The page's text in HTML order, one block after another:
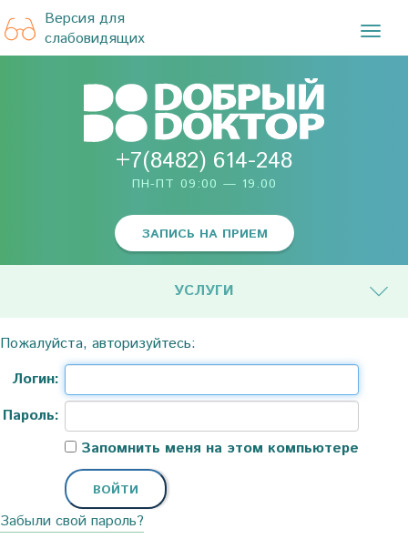
Версия для
слабовидящих
+7(8482) 614-248
ПН-ПТ 09:00 — 19.00
ЗАПИСЬ НА ПРИЕМ
УСЛУГИ
Пожалуйста, авторизуйтесь:
Логин:
Пароль:
Запомнить меня на этом компьютере
Забыли свой пароль?